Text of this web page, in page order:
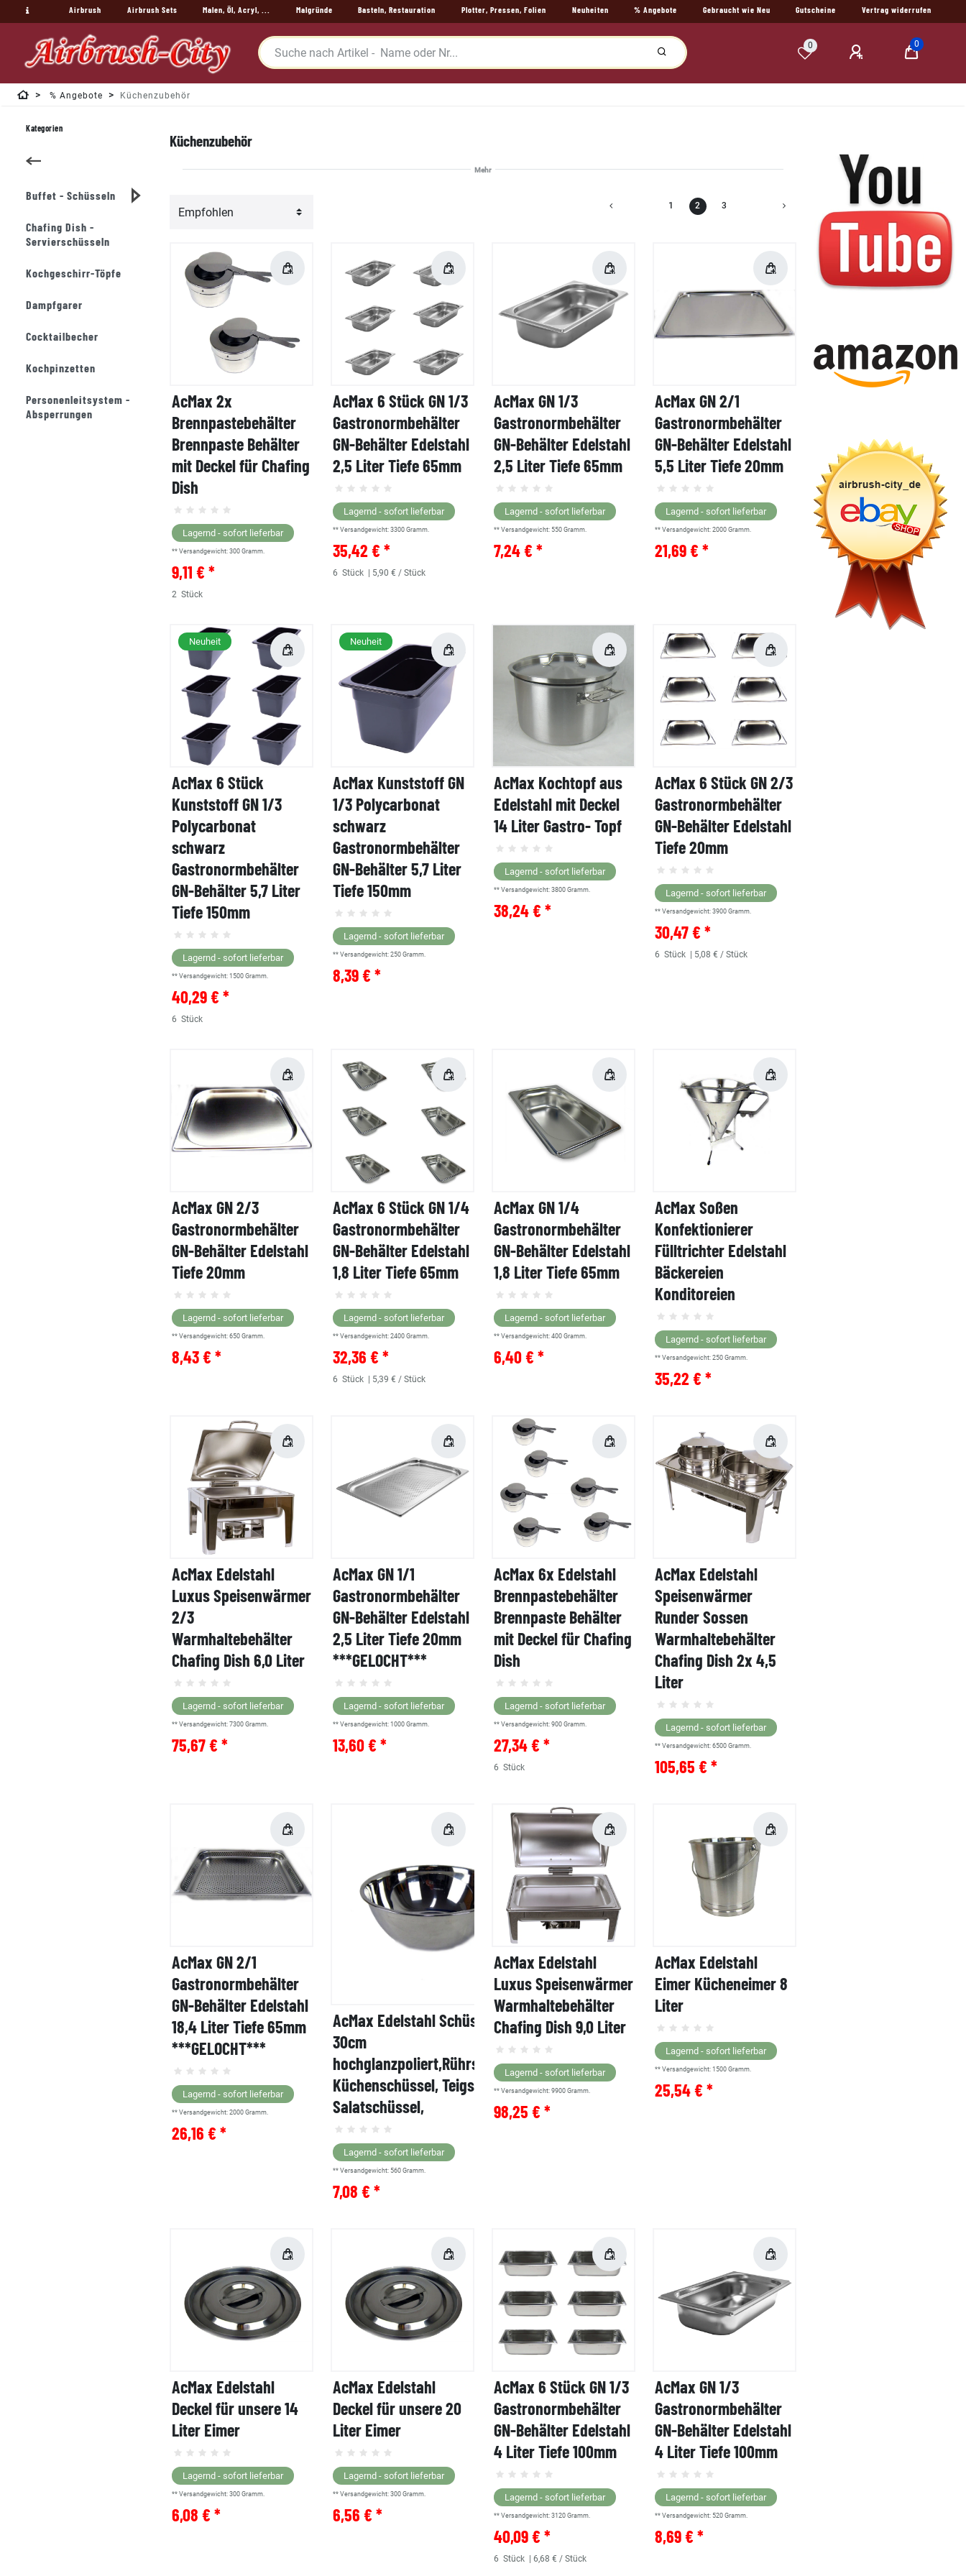
Airbrush Airbrush Sets Malen, Öl, Acryl, ... Malgründe Basteln, Restauration Plotter, Pressen, Folien Neuheiten % Angebote Gebraucht wie Neu Gutscheine Vertrag widerrufen
0 0
% Angebote Küchenzubehör
Küchenzubehör
1 2 3
AcMax 2x
Brennpastebehälter
Brennpaste Behälter
mit Deckel für Chafing
Dish
Lagernd - sofort lieferbar
** Versandgewicht: 300 Gramm.
9,11 € *
2 Stück
AcMax 6 Stück GN 1/3
Gastronormbehälter
GN-Behälter Edelstahl
2,5 Liter Tiefe 65mm
Lagernd - sofort lieferbar
** Versandgewicht: 3300 Gramm.
35,42 € *
6 Stück | 5,90 € / Stück
AcMax GN 1/3
Gastronormbehälter
GN-Behälter Edelstahl
2,5 Liter Tiefe 65mm
Lagernd - sofort lieferbar
** Versandgewicht: 550 Gramm.
7,24 € *
AcMax GN 2/1
Gastronormbehälter
GN-Behälter Edelstahl
5,5 Liter Tiefe 20mm
Lagernd - sofort lieferbar
** Versandgewicht: 2000 Gramm.
21,69 € *
Neuheit
AcMax 6 Stück
Kunststoff GN 1/3
Polycarbonat
schwarz
Gastronormbehälter
GN-Behälter 5,7 Liter
Tiefe 150mm
Lagernd - sofort lieferbar
** Versandgewicht: 1500 Gramm.
40,29 € *
6 Stück
Neuheit
AcMax Kunststoff GN
1/3 Polycarbonat
schwarz
Gastronormbehälter
GN-Behälter 5,7 Liter
Tiefe 150mm
Lagernd - sofort lieferbar
** Versandgewicht: 250 Gramm.
8,39 € *
AcMax Kochtopf aus
Edelstahl mit Deckel
14 Liter Gastro- Topf
Lagernd - sofort lieferbar
** Versandgewicht: 3800 Gramm.
38,24 € *
AcMax 6 Stück GN 2/3
Gastronormbehälter
GN-Behälter Edelstahl
Tiefe 20mm
Lagernd - sofort lieferbar
** Versandgewicht: 3900 Gramm.
30,47 € *
6 Stück | 5,08 € / Stück
AcMax GN 2/3
Gastronormbehälter
GN-Behälter Edelstahl
Tiefe 20mm
Lagernd - sofort lieferbar
** Versandgewicht: 650 Gramm.
8,43 € *
AcMax 6 Stück GN 1/4
Gastronormbehälter
GN-Behälter Edelstahl
1,8 Liter Tiefe 65mm
Lagernd - sofort lieferbar
** Versandgewicht: 2400 Gramm.
32,36 € *
6 Stück | 5,39 € / Stück
AcMax GN 1/4
Gastronormbehälter
GN-Behälter Edelstahl
1,8 Liter Tiefe 65mm
Lagernd - sofort lieferbar
** Versandgewicht: 400 Gramm.
6,40 € *
AcMax Soßen
Konfektionierer
Fülltrichter Edelstahl
Bäckereien
Konditoreien
Lagernd - sofort lieferbar
** Versandgewicht: 250 Gramm.
35,22 € *
AcMax Edelstahl
Luxus Speisenwärmer
2/3
Warmhaltebehälter
Chafing Dish 6,0 Liter
Lagernd - sofort lieferbar
** Versandgewicht: 7300 Gramm.
75,67 € *
AcMax GN 1/1
Gastronormbehälter
GN-Behälter Edelstahl
2,5 Liter Tiefe 20mm
***GELOCHT***
Lagernd - sofort lieferbar
** Versandgewicht: 1000 Gramm.
13,60 € *
AcMax 6x Edelstahl
Brennpastebehälter
Brennpaste Behälter
mit Deckel für Chafing
Dish
Lagernd - sofort lieferbar
** Versandgewicht: 900 Gramm.
27,34 € *
6 Stück
AcMax Edelstahl
Speisenwärmer
Runder Sossen
Warmhaltebehälter
Chafing Dish 2x 4,5
Liter
Lagernd - sofort lieferbar
** Versandgewicht: 6500 Gramm.
105,65 € *
AcMax GN 2/1
Gastronormbehälter
GN-Behälter Edelstahl
18,4 Liter Tiefe 65mm
***GELOCHT***
Lagernd - sofort lieferbar
** Versandgewicht: 2000 Gramm.
26,16 € *
AcMax Edelstahl Schüssel D.
30cm
hochglanzpoliert,Rührschüssel,
Küchenschüssel, Teigschüssel,
Salatschüssel,
Lagernd - sofort lieferbar
** Versandgewicht: 560 Gramm.
7,08 € *
AcMax Edelstahl
Luxus Speisenwärmer
Warmhaltebehälter
Chafing Dish 9,0 Liter
Lagernd - sofort lieferbar
** Versandgewicht: 9900 Gramm.
98,25 € *
AcMax Edelstahl
Eimer Kücheneimer 8
Liter
Lagernd - sofort lieferbar
** Versandgewicht: 1500 Gramm.
25,54 € *
AcMax Edelstahl
Deckel für unsere 14
Liter Eimer
Lagernd - sofort lieferbar
** Versandgewicht: 300 Gramm.
6,08 € *
AcMax Edelstahl
Deckel für unsere 20
Liter Eimer
Lagernd - sofort lieferbar
** Versandgewicht: 300 Gramm.
6,56 € *
AcMax 6 Stück GN 1/3
Gastronormbehälter
GN-Behälter Edelstahl
4 Liter Tiefe 100mm
Lagernd - sofort lieferbar
** Versandgewicht: 3120 Gramm.
40,09 € *
6 Stück | 6,68 € / Stück
AcMax GN 1/3
Gastronormbehälter
GN-Behälter Edelstahl
4 Liter Tiefe 100mm
Lagernd - sofort lieferbar
** Versandgewicht: 520 Gramm.
8,69 € *
Kategorien
Buffet - Schüsseln
Chafing Dish -
Servierschüsseln
Kochgeschirr-Töpfe
Dampfgarer
Cocktailbecher
Kochpinzetten
Personenleitsystem -
Absperrungen